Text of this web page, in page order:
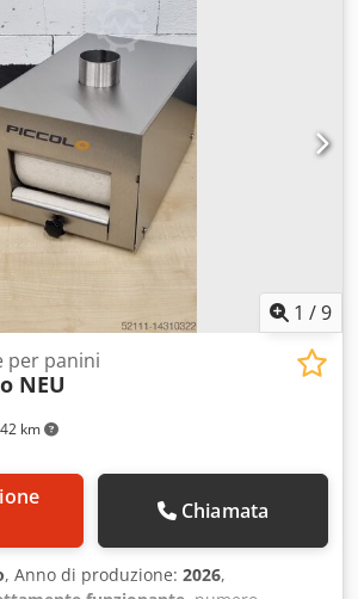
1 /9
km
per panini
NEU
Chiamata
, Anno di produzione: 2026,